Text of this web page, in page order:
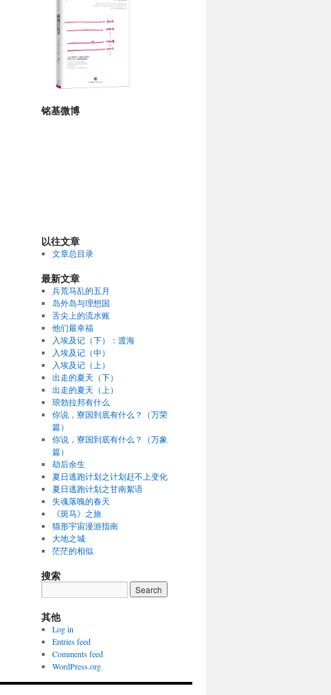
铭基微博
以往文章
文章总目录
最新文章
兵荒马乱的五月
岛外岛与理想国
舌尖上的流水账
他们最幸福
入埃及记（下）：渡海
入埃及记（中）
入埃及记（上）
出走的夏天（下）
出走的夏天（上）
琅勃拉邦有什么
你说，寮国到底有什么？（万荣
篇）
你说，寮国到底有什么？（万象
篇）
劫后余生
夏日逃跑计划之计划赶不上变化
夏日逃跑计划之甘南絮语
失魂落魄的春天
《斑马》之旅
猫形宇宙漫游指南
大地之城
茫茫的相似
搜索
其他
Log in
Entries feed
Comments feed
WordPress.org